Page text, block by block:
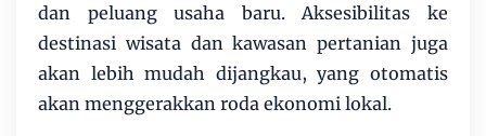
dan peluang usaha baru. Aksesibilitas ke
destinasi wisata dan kawasan pertanian juga
akan lebih mudah dijangkau, yang otomatis
akan menggerakkan roda ekonomi lokal.